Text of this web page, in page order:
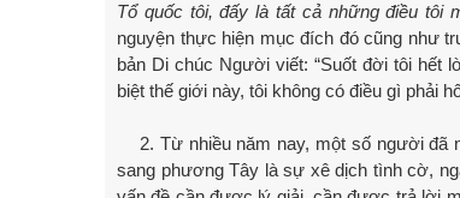
Tổ quốc tôi, đấy là tất cả những điều tôi
nguyện thực hiện mục đích đó cũng như
bản Di chúc Người viết: “Suốt đời tôi hết
biệt thế giới này, tôi không có điều gì phải
2. Từ nhiều năm nay, một số người đã
sang phương Tây là sự xê dịch tình cờ,